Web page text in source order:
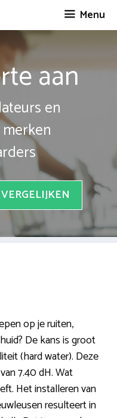
Menu
aan
en
op je ruiten,
De kans is groot
(hard water). Deze
7.40 dH. Wat
Het installeren van
resulteert in